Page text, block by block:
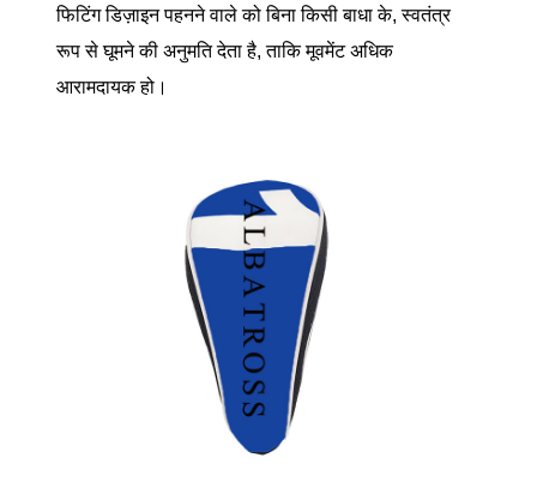
फिटिंग डिज़ाइन पहनने वाले को बिना किसी बाधा के, स्वतंत्र
रूप से घूमने की अनुमति देता है, ताकि मूवमेंट अधिक
आरामदायक हो।